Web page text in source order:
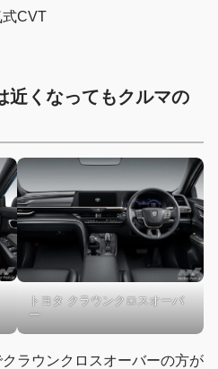
式CVT
近くなってもクルマの
トヨタ クラウンクロスオーバ
ー
ラウンクロスオーバーの方が